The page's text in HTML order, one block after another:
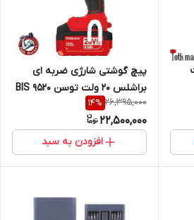
پیچ گوشتی شارژی ضربه ای
براشلس 20 ولت توسن 9520 BIS
26,395,000
14%
22,500,000
افزودن به سبد